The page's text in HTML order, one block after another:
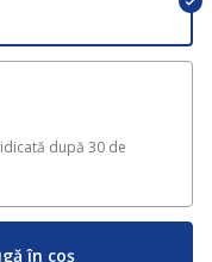
după 30 de
în coș